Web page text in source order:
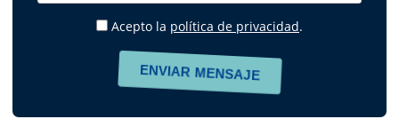
Acepto la política de privacidad.